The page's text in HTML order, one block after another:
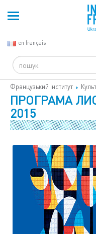
en français
Search
Французький інститут
ПРОГРАМА
2015